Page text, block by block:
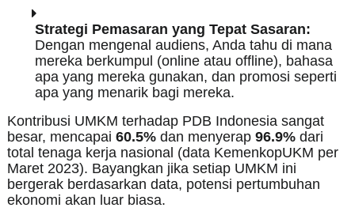
Strategi Pemasaran yang Tepat Sasaran:
Dengan mengenal audiens, Anda tahu di mana
mereka berkumpul (online atau offline), bahasa
apa yang mereka gunakan, dan promosi seperti
apa yang menarik bagi mereka.
Kontribusi UMKM terhadap PDB Indonesia sangat
besar, mencapai 60.5%dan menyerap 96.9%dari
total tenaga kerja nasional (data KemenkopUKM per
Maret 2023). Bayangkan jika setiap UMKM ini
bergerak berdasarkan data, potensi pertumbuhan
ekonomi akan luar biasa.